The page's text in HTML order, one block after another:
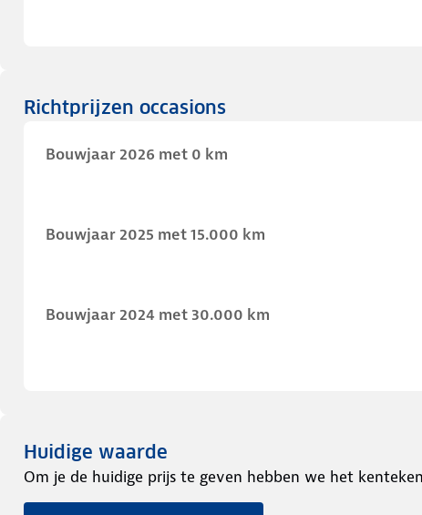
Richtprijzen occasions
Bouwjaar 2026 met 0 km
Bouwjaar 2025 met 15.000 km
Bouwjaar 2024 met 30.000 km
Huidige waarde
Om je de huidige prijs te geven hebben we het